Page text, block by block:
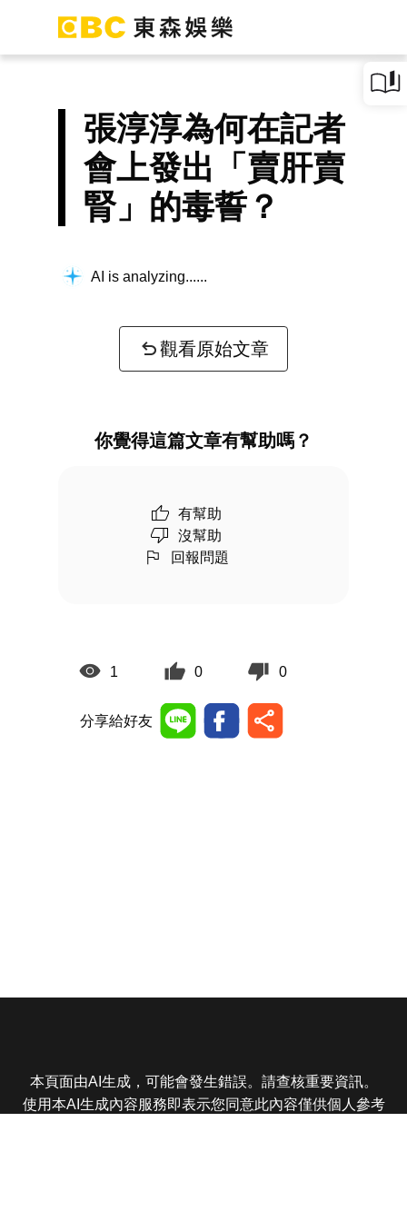
張淳淳為何在記者
會上發出「賣肝賣
腎」的毒誓？
AI is analyzing...
觀看原始文章
你覺得這篇文章有幫助嗎？
有幫助
沒幫助
回報問題
1 0 0
分享給好友
本頁面由AI生成，可能會發生錯誤。請查核重要資訊。
使用本AI生成內容服務即表示您同意此內容僅供個人參考